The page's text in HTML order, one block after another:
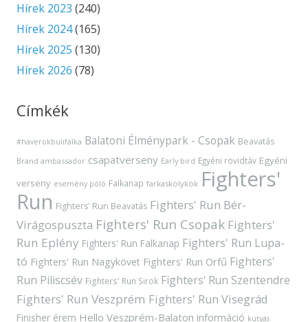
Hírek 2023 (240)
Hírek 2024(165)
Hírek 2025 (130)
Hírek 2026 (78)
Címkék
#haverokbulifalka Balatoni Élménypark - Csopak Beavatás
Brand ambassador csapatverseny Early bird Egyéni rövidtáv Egyéni
verseny esemény póló Falkanap farkaskölykök Fighters'
Run Fighters' Run Beavatás Fighters' Run Bér-
Virágospuszta Fighters' Run Csopak Fighters'
Run Eplény Fighters' Run Falkanap Fighters' Run Lupa-
tó Fighters' Run Nagykövet Fighters' Run Orfű Fighters'
Run Piliscsév Fighters' Run Sirok Fighters' Run Szentendre
Fighters' Run Veszprém Fighters' Run Visegrád
Finisher érem Hello Veszprém-Balaton információ kutyás